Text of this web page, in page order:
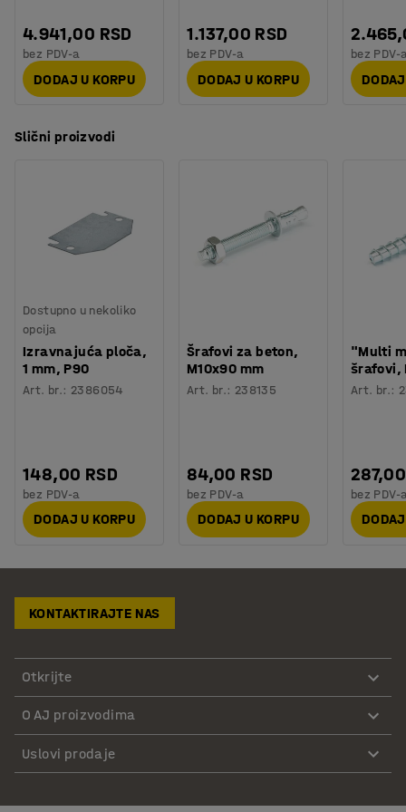
4.941,00 RSD
bez PDV-a
DODAJ U KORPU
1.137,00 RSD
bez PDV-a
DODAJ U KORPU
bez PDV-
Slični proizvodi
Dostupno u nekoliko
opcija
Izravnajuća ploča,
1 mm, P90
Art. br.: 2386054
148,00 RSD
bez PDV-a
DODAJ U KORPU
Šrafovi za beton,
M10x90 mm
Art. br.: 238135
84,00 RSD
bez PDV-a
DODAJ U KORPU
"Multi
šrafovi,
Art. br.:
bez PDV-
KONTAKTIRAJTE NAS
Otkrijte
O AJ proizvodima
Uslovi prodaje